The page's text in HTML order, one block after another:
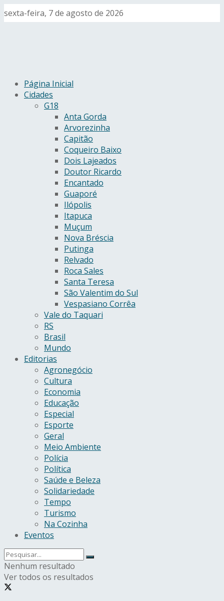
sexta-feira, 7 de agosto de 2026
Página Inicial
Cidades
G18
Anta Gorda
Arvorezinha
Capitão
Coqueiro Baixo
Dois Lajeados
Doutor Ricardo
Encantado
Guaporé
Ilópolis
Itapuca
Muçum
Nova Bréscia
Putinga
Relvado
Roca Sales
Santa Teresa
São Valentim do Sul
Vespasiano Corrêa
Vale do Taquari
RS
Brasil
Mundo
Editorias
Agronegócio
Cultura
Economia
Educação
Especial
Esporte
Geral
Meio Ambiente
Polícia
Política
Saúde e Beleza
Solidariedade
Tempo
Turismo
Na Cozinha
Eventos
Nenhum resultado
Ver todos os resultados